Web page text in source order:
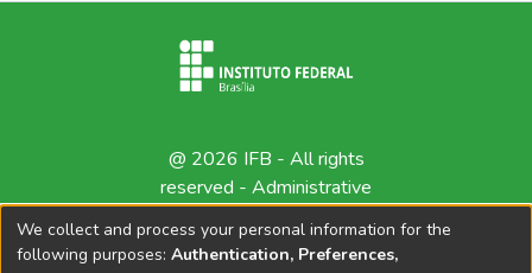
@ 2026 IFB - All rights
reserved - Administrative
We collect and process your personal information for the
following purposes: Authentication, Preferences,